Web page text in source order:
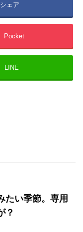
シェア
Pocket
LINE
たい季節。専用
？